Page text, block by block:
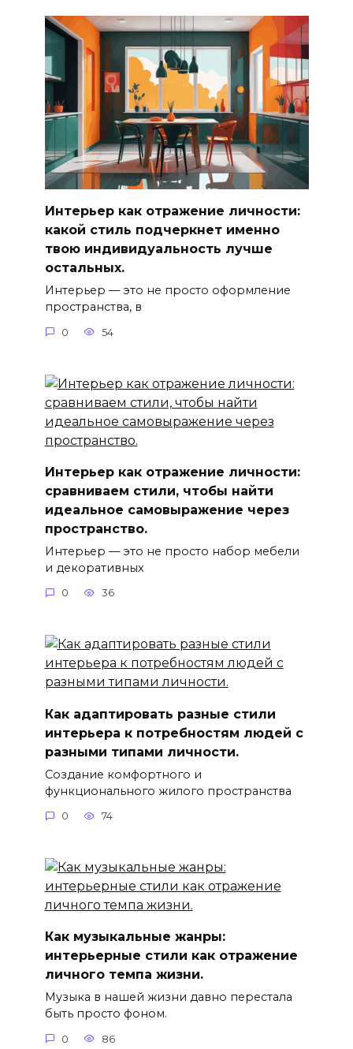
Интерьер как отражение личности:
какой стиль подчеркнет именно
твою индивидуальность лучше
остальных.
Интерьер — это не просто оформление
пространства, в
0 54
Интерьер как отражение личности:
сравниваем стили, чтобы найти
идеальное самовыражение через
пространство.
Интерьер — это не просто набор мебели
и декоративных
0 36
Как адаптировать разные стили
интерьера к потребностям людей с
разными типами личности.
Создание комфортного и
функционального жилого пространства
0 74
Как музыкальные жанры:
интерьерные стили как отражение
личного темпа жизни.
Музыка в нашей жизни давно перестала
быть просто фоном.
0 86